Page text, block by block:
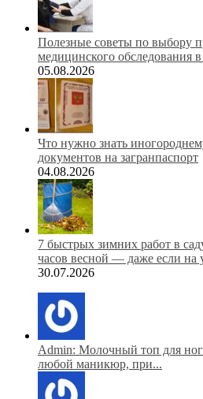
Полезные советы по выбору
медицинского обследования в
05.08.2026
Что нужно знать
документов на загранпаспорт
04.08.2026
7 быстрых зимних работ в
часов весной — даже если на
30.07.2026
Admin: Молочный топ для
любой маникюр, при...